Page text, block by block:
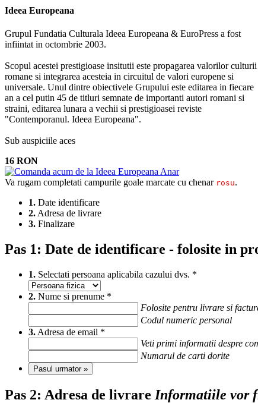
Ideea Europeana
Grupul Fundatia Culturala Ideea Europeana & EuroPress a fost
infiintat in octombrie 2003.
Scopul acestei prestigioase insitutii este propagarea valorilor culturii
romane si integrarea acesteia in circuitul de valori europene si
universale. Unul dintre obiectivele Grupului este editarea in fiecare
an a cel putin 45 de titluri semnate de importanti autori romani si
straini, editarea lunara a vechii si prestigioasei reviste
"Contemporanul. Ideea Europeana".
Sub auspiciile aces
16 RON
Va rugam completati campurile goale marcate cu chenar rosu.
1. Date identificare
2. Adresa de livrare
3. Finalizare
Pas 1: Date de identificare - folosite in
1. Selectati persoana aplicabila cazului dvs. *
2. Nume si prenume *
Folosite pentru livrare si
Codul numeric personal
3. Adresa de email *
Veti primi informatii despre
Numarul de carti dorite
Pasul urmator »
Pas 2: Adresa de livrare Informatiile vor